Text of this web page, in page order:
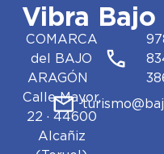
Vibra
COMARCA
del BAJO
ARAGÓN
Calle Mayor,
22 · 44600
Alcañiz